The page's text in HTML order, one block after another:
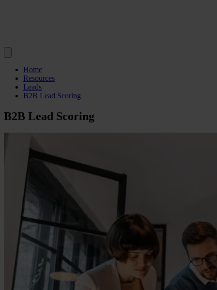
Home
Resources
Leads
B2B Lead Scoring
B2B Lead Scoring